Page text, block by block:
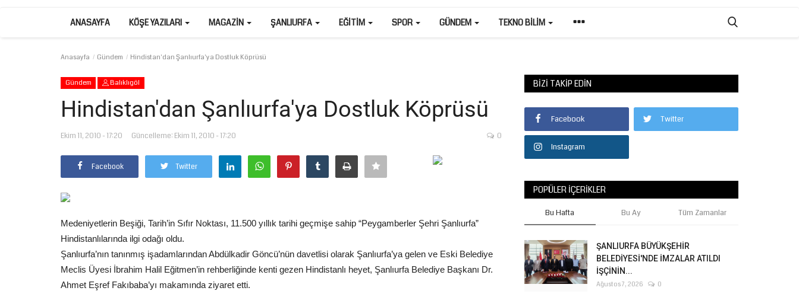
ANASAYFA KÖŞE YAZILARI MAGAZIN ŞANLIURFA EĞITIM SPOR GÜNDEM TEKNO BILIM
Anasayfa Gündem Hindistan'dan Şanlıurfa'ya Dostluk Köprüsü
Gündem Balıklıgöl
Hindistan'dan Şanlıurfa'ya Dostluk Köprüsü
Ekim 11, 2010 - 17:20 Güncelleme: Ekim 11, 2010 - 17:20 0
Facebook Twitter
Medeniyetlerin Beşiği, Tarih’in Sıfır Noktası, 11.500 yıllık tarihi geçmişe sahip “Peygamberler Şehri Şanlıurfa”
Hindistanlılarında ilgi odağı oldu.
Şanlıurfa’nın tanınmış işadamlarından Abdülkadir Göncü’nün davetlisi olarak Şanlıurfa’ya gelen ve Eski Belediye
Meclis Üyesi İbrahim Halil Eğitmen’in rehberliğinde kenti gezen Hindistanlı heyet, Şanlıurfa Belediye Başkanı Dr.
Ahmet Eşref Fakıbaba’yı makamında ziyaret etti.
BIZI TAKIP EDIN
Facebook Twitter
Instagram
POPÜLER İÇERIKLER
Bu Hafta Bu Ay Tüm Zamanlar
ŞANLIURFA BÜYÜKŞEHİR
BELEDİYESİ'NDE İMZALAR ATILDI
İŞÇİNİN...
Ağustos 7, 2026 0